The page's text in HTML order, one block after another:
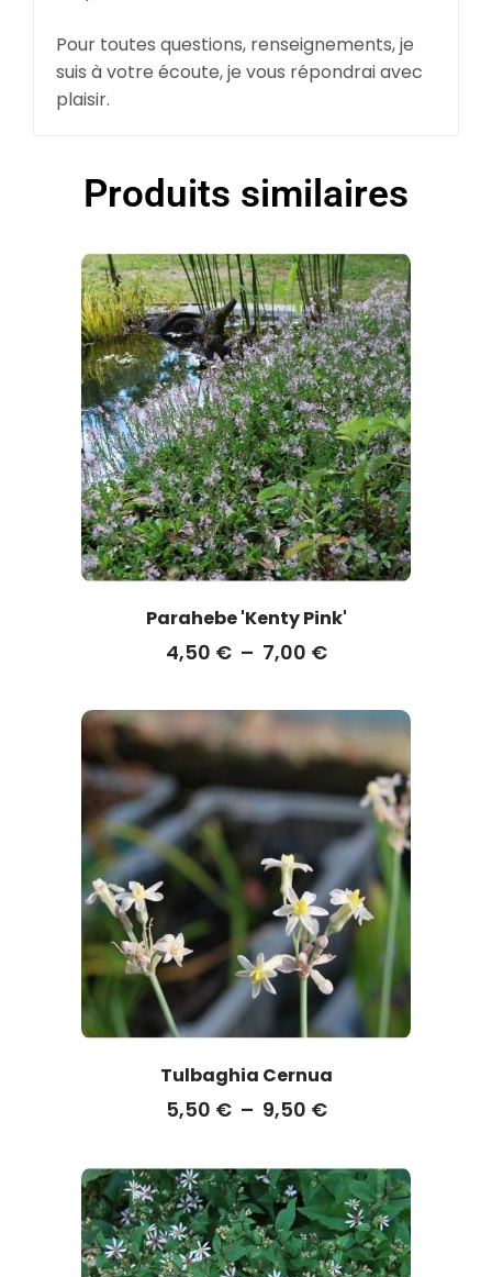
Pour toutes questions, renseignements, je
suis à votre écoute, je vous répondrai avec
plaisir.
Produits similaires
Parahebe 'Kenty Pink'
4,50 € – 7,00 €
Tulbaghia Cernua
5,50 € – 9,50 €